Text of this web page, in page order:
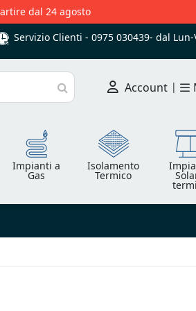
dal 24 agosto
Servizio Clienti - 0975 030439- dal Lun-
Cerca
Account |
Impianti a
Gas
Isolamento
Termico